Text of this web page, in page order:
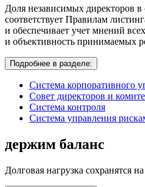
Доля независимых директоров в
соответствует Правилам
и обеспечивает учет мнений
и объективность принимаемых
Подробнее в разделе:
Система корпоративного
Совет директоров и
Система контроля
Система управления
держим баланс
Долговая нагрузка сохранятся